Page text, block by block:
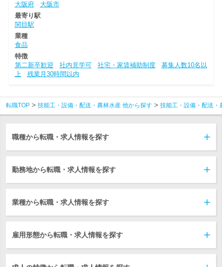
大阪府
大阪市
最寄り駅
関目駅
業種
食品
特徴
第二新卒歓迎
社内見学可 社宅・家賃補助制度
募集人数10名以
上
残業月30時間以内
転職TOP 技能工・設備・配送・農林水産 他から探す 技能工・設備・配送・
職種から転職・求人情報を探す
勤務地から転職・求人情報を探す
業種から転職・求人情報を探す
雇用形態から転職・求人情報を探す